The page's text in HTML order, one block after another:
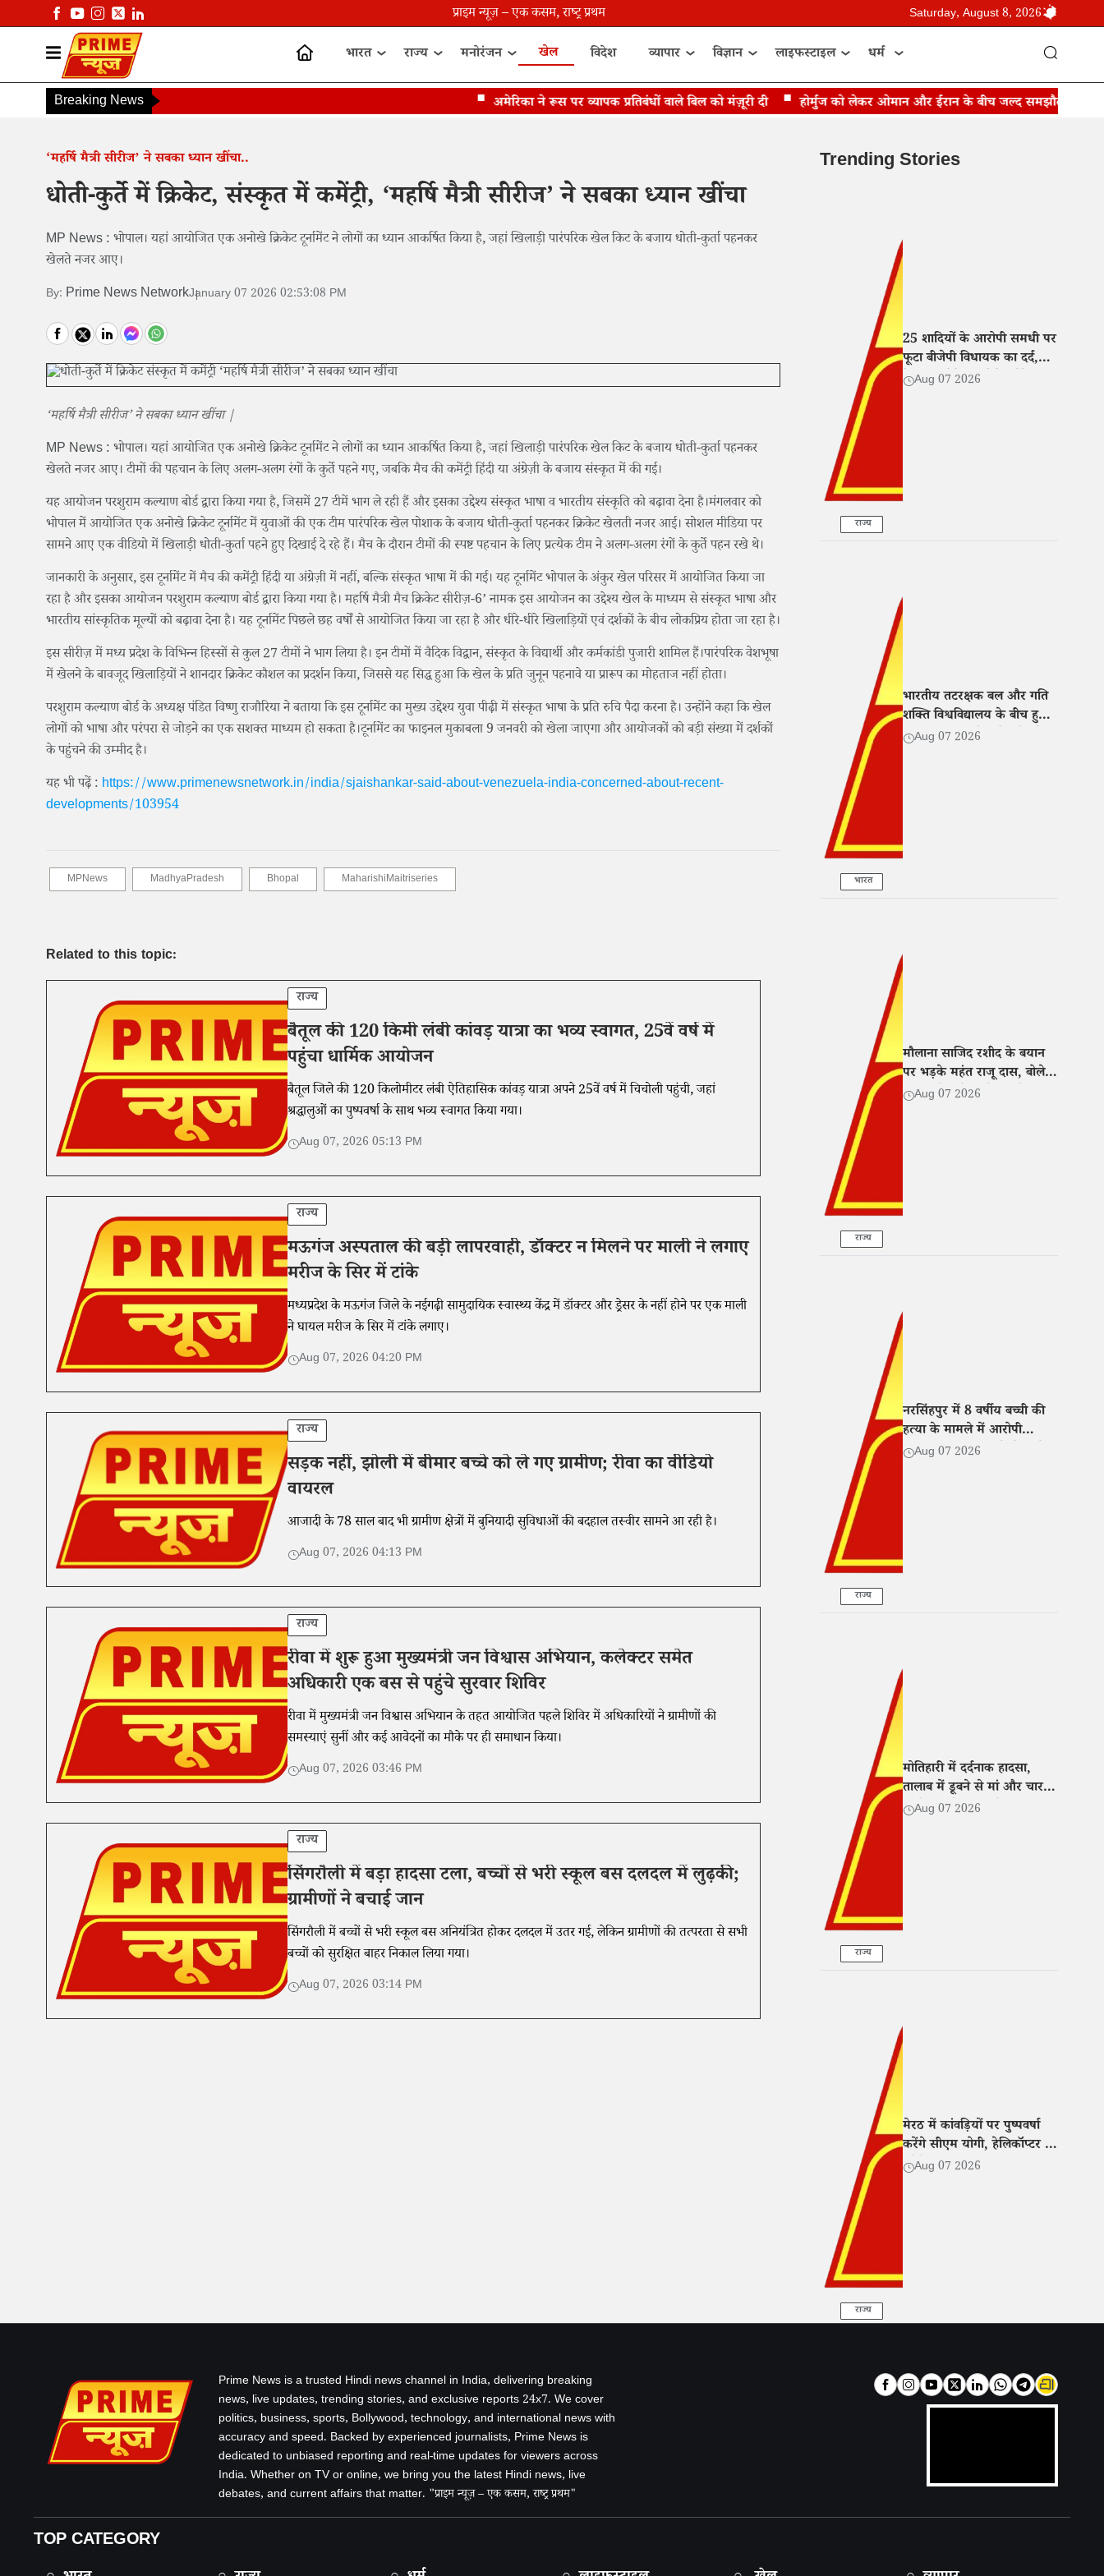
प्राइम न्यूज़ – एक कसम, राष्ट्र प्रथम Saturday, August 8, 2026
भारत राज्य मनोरंजन खेल विदेश व्यापार विज्ञान लाइफस्टाइल धर्म
Breaking News अमेरिका ने रूस पर व्यापक प्रतिबंधों वाले बिल को मंज़ूरी दी होर्मुज को लेकर ओमान और ईरान के बीच जल्द समझौते की उम्मीद:
‘महर्षि मैत्री सीरीज’ ने सबका ध्यान खींचा..
धोती-कुर्ते में क्रिकेट, संस्कृत में कमेंट्री, ‘महर्षि मैत्री सीरीज’ ने सबका ध्यान खींचा
MP News : भोपाल। यहां आयोजित एक अनोखे क्रिकेट टूर्नामेंट ने लोगों का ध्यान आकर्षित किया है, जहां खिलाड़ी पारंपरिक खेल किट के बजाय धोती-कुर्ता पहनकर
खेलते नजर आए।
By: Prime News NetworkJanuary 07 2026 02:53:08 PM
‘महर्षि मैत्री सीरीज’ ने सबका ध्यान खींचा |
MP News : भोपाल। यहां आयोजित एक अनोखे क्रिकेट टूर्नामेंट ने लोगों का ध्यान आकर्षित किया है, जहां खिलाड़ी पारंपरिक खेल किट के बजाय धोती-कुर्ता पहनकर
खेलते नजर आए। टीमों की पहचान के लिए अलग-अलग रंगों के कुर्ते पहने गए, जबकि मैच की कमेंट्री हिंदी या अंग्रेज़ी के बजाय संस्कृत में की गई।
यह आयोजन परशुराम कल्याण बोर्ड द्वारा किया गया है, जिसमें 27 टीमें भाग ले रही हैं और इसका उद्देश्य संस्कृत भाषा व भारतीय संस्कृति को बढ़ावा देना है।मंगलवार को
भोपाल में आयोजित एक अनोखे क्रिकेट टूर्नामेंट में युवाओं की एक टीम पारंपरिक खेल पोशाक के बजाय धोती-कुर्ता पहनकर क्रिकेट खेलती नजर आई। सोशल मीडिया पर
सामने आए एक वीडियो में खिलाड़ी धोती-कुर्ता पहने हुए दिखाई दे रहे हैं। मैच के दौरान टीमों की स्पष्ट पहचान के लिए प्रत्येक टीम ने अलग-अलग रंगों के कुर्ते पहन रखे थे।
जानकारी के अनुसार, इस टूर्नामेंट में मैच की कमेंट्री हिंदी या अंग्रेज़ी में नहीं, बल्कि संस्कृत भाषा में की गई। यह टूर्नामेंट भोपाल के अंकुर खेल परिसर में आयोजित किया जा
रहा है और इसका आयोजन परशुराम कल्याण बोर्ड द्वारा किया गया है। महर्षि मैत्री मैच क्रिकेट सीरीज़-6’ नामक इस आयोजन का उद्देश्य खेल के माध्यम से संस्कृत भाषा और
भारतीय सांस्कृतिक मूल्यों को बढ़ावा देना है। यह टूर्नामेंट पिछले छह वर्षों से आयोजित किया जा रहा है और धीरे-धीरे खिलाड़ियों एवं दर्शकों के बीच लोकप्रिय होता जा रहा है।
इस सीरीज़ में मध्य प्रदेश के विभिन्न हिस्सों से कुल 27 टीमों ने भाग लिया है। इन टीमों में वैदिक विद्वान, संस्कृत के विद्यार्थी और कर्मकांडी पुजारी शामिल हैं।पारंपरिक वेशभूषा
में खेलने के बावजूद खिलाड़ियों ने शानदार क्रिकेट कौशल का प्रदर्शन किया, जिससे यह सिद्ध हुआ कि खेल के प्रति जुनून पहनावे या प्रारूप का मोहताज नहीं होता।
परशुराम कल्याण बोर्ड के अध्यक्ष पंडित विष्णु राजौरिया ने बताया कि इस टूर्नामेंट का मुख्य उद्देश्य युवा पीढ़ी में संस्कृत भाषा के प्रति रुचि पैदा करना है। उन्होंने कहा कि खेल
लोगों को भाषा और परंपरा से जोड़ने का एक सशक्त माध्यम हो सकता है।टूर्नामेंट का फाइनल मुकाबला 9 जनवरी को खेला जाएगा और आयोजकों को बड़ी संख्या में दर्शकों
के पहुंचने की उम्मीद है।
यह भी पढ़ें : https://www.primenewsnetwork.in/india/sjaishankar-said-about-venezuela-india-concerned-about-recent-
developments/103954
MPNews MadhyaPradesh Bhopal MaharishiMaitriseries
Related to this topic:
राज्य
बैतूल की 120 किमी लंबी कांवड़ यात्रा का भव्य स्वागत, 25वें वर्ष में
पहुंचा धार्मिक आयोजन
बैतूल जिले की 120 किलोमीटर लंबी ऐतिहासिक कांवड़ यात्रा अपने 25वें वर्ष में चिचोली पहुंची, जहां
श्रद्धालुओं का पुष्पवर्षा के साथ भव्य स्वागत किया गया।
Aug 07, 2026 05:13 PM
राज्य
मऊगंज अस्पताल की बड़ी लापरवाही, डॉक्टर न मिलने पर माली ने लगाए
मरीज के सिर में टांके
मध्यप्रदेश के मऊगंज जिले के नईगढ़ी सामुदायिक स्वास्थ्य केंद्र में डॉक्टर और ड्रेसर के नहीं होने पर एक माली
ने घायल मरीज के सिर में टांके लगाए।
Aug 07, 2026 04:20 PM
राज्य
सड़क नहीं, झोली में बीमार बच्चे को ले गए ग्रामीण; रीवा का वीडियो
वायरल
आजादी के 78 साल बाद भी ग्रामीण क्षेत्रों में बुनियादी सुविधाओं की बदहाल तस्वीर सामने आ रही है।
Aug 07, 2026 04:13 PM
राज्य
रीवा में शुरू हुआ मुख्यमंत्री जन विश्वास अभियान, कलेक्टर समेत
अधिकारी एक बस से पहुंचे सुरवार शिविर
रीवा में मुख्यमंत्री जन विश्वास अभियान के तहत आयोजित पहले शिविर में अधिकारियों ने ग्रामीणों की
समस्याएं सुनीं और कई आवेदनों का मौके पर ही समाधान किया।
Aug 07, 2026 03:46 PM
राज्य
सिंगरौली में बड़ा हादसा टला, बच्चों से भरी स्कूल बस दलदल में लुढ़की;
ग्रामीणों ने बचाई जान
सिंगरौली में बच्चों से भरी स्कूल बस अनियंत्रित होकर दलदल में उतर गई, लेकिन ग्रामीणों की तत्परता से सभी
बच्चों को सुरक्षित बाहर निकाल लिया गया।
Aug 07, 2026 03:14 PM
Trending Stories
राज्य
25 शादियों के आरोपी समधी पर
फूटा बीजेपी विधायक का दर्द,
बेटी संग रोते हुए बोले- 'मेरे साथ
Aug 07 2026
भारत
भारतीय तटरक्षक बल और गति
शक्ति विश्वविद्यालय के बीच हुआ
MoU, शिक्षा और शोध में बढ़ेगा
Aug 07 2026
राज्य
मौलाना साजिद रशीद के बयान
पर भड़के महंत राजू दास, बोले-
नफरत फैलाने वालों पर हो सख्त
Aug 07 2026
राज्य
नरसिंहपुर में 8 वर्षीय बच्ची की
हत्या के मामले में आरोपी
गिरफ्तार, न्यायालय ने भेजा जेल
Aug 07 2026
राज्य
मोतिहारी में दर्दनाक हादसा,
तालाब में डूबने से मां और चार
बच्चों की मौत; गांव में मातम
Aug 07 2026
राज्य
मेरठ में कांवड़ियों पर पुष्पवर्षा
करेंगे सीएम योगी, हेलिकॉप्टर से
करेंगे यात्रा मार्ग का हवाई
Aug 07 2026
Prime News is a trusted Hindi news channel in India, delivering breaking
news, live updates, trending stories, and exclusive reports 24x7. We cover
politics, business, sports, Bollywood, technology, and international news with
accuracy and speed. Backed by experienced journalists, Prime News is
dedicated to unbiased reporting and real-time updates for viewers across
India. Whether on TV or online, we bring you the latest Hindi news, live
debates, and current affairs that matter. "प्राइम न्यूज़ – एक कसम, राष्ट्र प्रथम"
TOP CATEGORY